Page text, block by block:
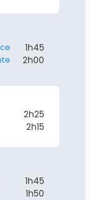
1h45
2h00
2h25
2h15
1h45
1h50